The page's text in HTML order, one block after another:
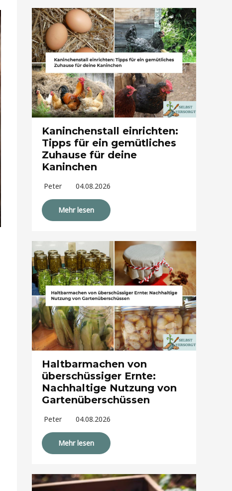
Kaninchenstall einrichten:
Tipps für ein gemütliches
Zuhause für deine
Kaninchen
Peter 04.08.2026
Mehr lesen
Haltbarmachen von
überschüssiger Ernte:
Nachhaltige Nutzung von
Gartenüberschüssen
Peter 04.08.2026
Mehr lesen